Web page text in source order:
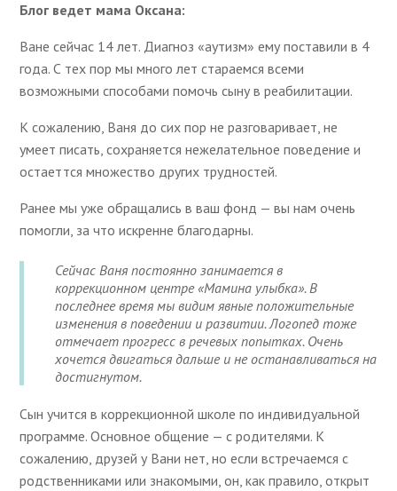
Блог ведет мама Оксана:
Ване сейчас 14 лет. Диагноз «аутизм» ему поставили в 4
года. С тех пор мы много лет стараемся всеми
возможными способами помочь сыну в реабилитации.
К сожалению, Ваня до сих пор не разговаривает, не
умеет писать, сохраняется нежелательное поведение и
остаеттся множество других трудностей.
Ранее мы уже обращались в ваш фонд — вы нам очень
помогли, за что искренне благодарны.
Сейчас Ваня постоянно занимается в
коррекционном центре «Мамина улыбка». В
последнее время мы видим явные положительные
изменения в поведении и развитии. Логопед тоже
отмечает прогресс в речевых попытках. Очень
хочется двигаться дальше и не останавливаться на
достигнутом.
Сын учится в коррекционной школе по индивидуальной
программе. Основное общение — с родителями. К
сожалению, друзей у Вани нет, но если встречаемся с
родственниками или знакомыми, он, как правило, открыт